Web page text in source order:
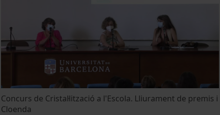
Concurs de Cristal·lització a l'Escola. Lliurament de premis i
Cloenda